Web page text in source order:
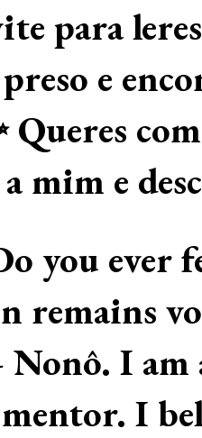
para
preso e
Queres
mim e
you ever
remains
I am
I